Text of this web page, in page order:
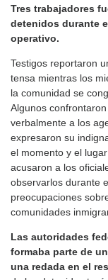
Tres trabajadores
detenidos durante
operativo.
Testigos reportaron
tensa mientras los
la comunidad se
Algunos confrontaron
verbalmente a los
expresaron su
el momento y el
acusaron a los
observarlos durante
preocupaciones
comunidades
Las autoridades
formaba parte de
una redada en el